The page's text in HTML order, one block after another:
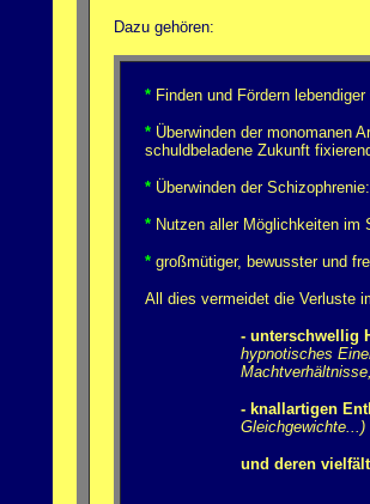
Dazu gehören:
* Finden und Fördern
* Überwinden der monomanen
schuldbeladene Zukunft
* Überwinden der Schizophrenie:
* Nutzen aller Möglichkeiten im
* großmütiger, bewusster und
All dies vermeidet die Verluste
- unterschwellig
hypnotisches
- knallartigen
Gleichgewichte...)
und deren